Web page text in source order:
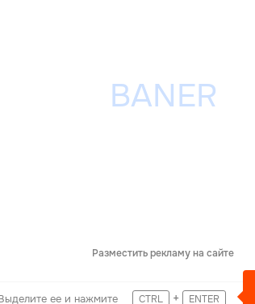
Разместить рекламу на сайте
ее и нажмите CTRL + ENTER